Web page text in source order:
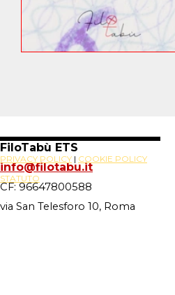
PRIVACY POLICY | COOKIE POLICY
STATUTO
FiloTabù ETS
info@filotabu.it
CF: 96647800588
via San Telesforo 10, Roma